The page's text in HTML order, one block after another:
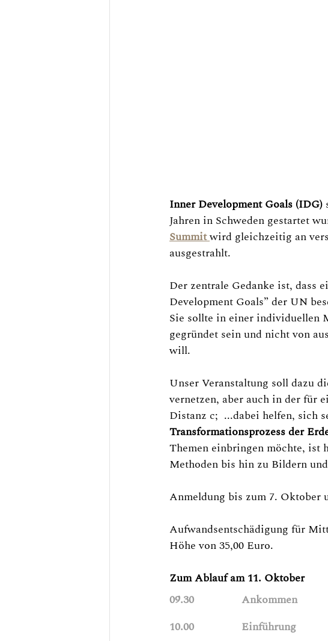
Inner Development Goals (IDG)
Jahren in Schweden gestartet
Summit wird gleichzeitig an
ausgestrahlt.
Der zentrale Gedanke ist, dass
Development Goals” der UN
Sie sollte in einer individuellen
gegründet sein und nicht von
will.
Unser Veranstaltung soll dazu
vernetzen, aber auch in der für
Distanz c;  ...dabei helfen, sich
Transformationsprozess der
Themen einbringen möchte, ist
Methoden bis hin zu Bildern
Anmeldung bis zum 7. Oktober
Aufwandsentschädigung für
Höhe von 35,00 Euro.
Zum Ablauf am 11. Oktober
09.30 		Ankommen
10.00 		Einführung